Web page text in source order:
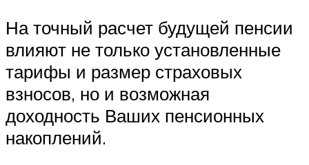
На точный расчет будущей пенсии
влияют не только установленные
тарифы и размер страховых
взносов, но и возможная
доходность Ваших пенсионных
накоплений.